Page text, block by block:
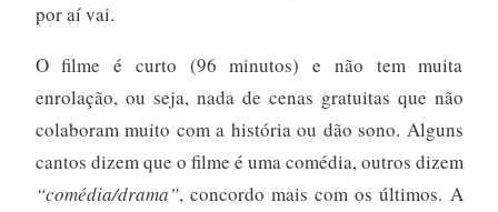
por aí vai.
O filme é curto (96 minutos) e não tem muita
enrolação, ou seja, nada de cenas gratuitas que não
colaboram muito com a história ou dão sono. Alguns
cantos dizem que o filme é uma comédia, outros dizem
“comédia/drama”, concordo mais com os últimos. A